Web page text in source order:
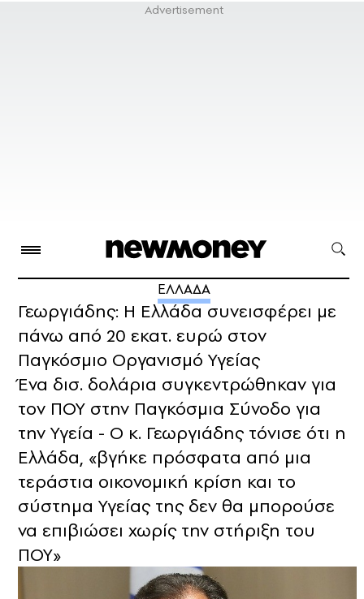
ΕΛΛΑΔΑ
Γεωργιάδης: Η Ελλάδα συνεισφέρει με
πάνω από 20 εκατ. ευρώ στον
Παγκόσμιο Οργανισμό Υγείας
Ένα δισ. δολάρια συγκεντρώθηκαν για
τον ΠΟΥ στην Παγκόσμια Σύνοδο για
την Υγεία - Ο κ. Γεωργιάδης τόνισε ότι η
Ελλάδα, «βγήκε πρόσφατα από μια
τεράστια οικονομική κρίση και το
σύστημα Υγείας της δεν θα μπορούσε
να επιβιώσει χωρίς την στήριξη του
ΠΟΥ»